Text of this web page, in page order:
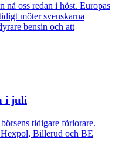
nå oss redan i höst. Europas
möter svenskarna
bensin och att
i juli
tidigare förlorare.
Billerud och BE